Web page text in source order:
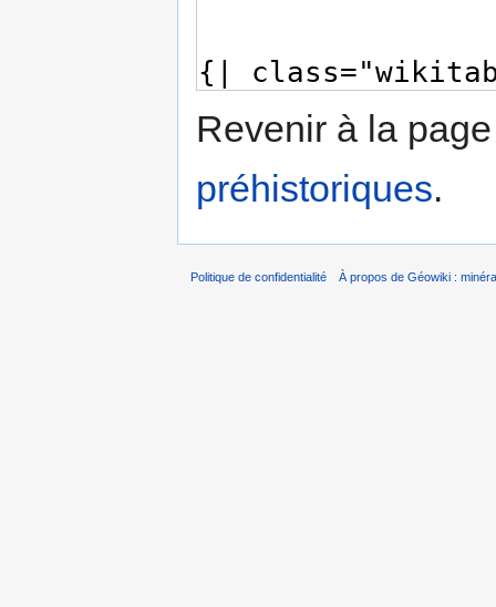
Revenir à la
préhistoriques.
Politique de confidentialité À propos de Géowiki :